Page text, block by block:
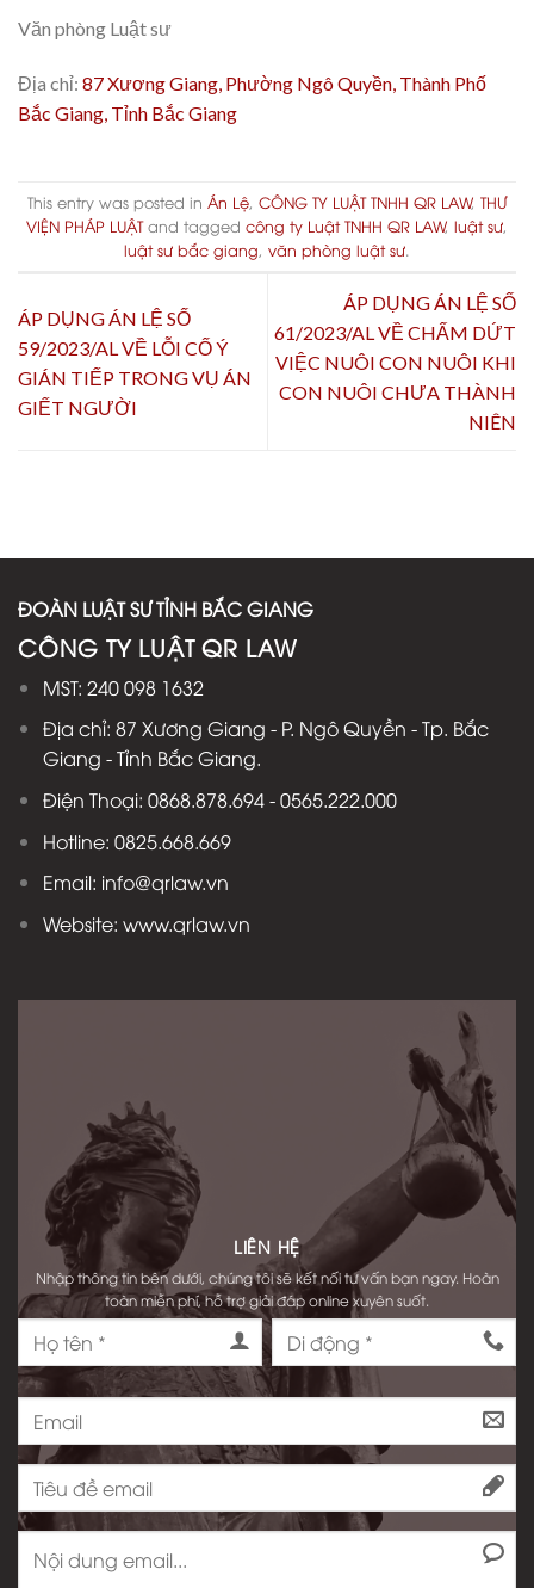
Văn phòng Luật sư
Địa chỉ: 87 Xương Giang, Phường Ngô Quyền, Thành Phố
Bắc Giang, Tỉnh Bắc Giang
This entry was posted in Án Lệ, CÔNG TY LUẬT TNHH QR LAW, THƯ
VIỆN PHÁP LUẬTand tagged công ty Luật TNHH QR LAW, luật sư,
luật sư bắc giang, văn phòng luật sư.
ÁP DỤNG ÁN LỆ SỐ
59/2023/AL VỀ LỖI CỐ Ý
GIÁN TIẾP TRONG VỤ ÁN
GIẾT NGƯỜI
ÁP DỤNG ÁN LỆ SỐ
61/2023/AL VỀ CHẤM DỨT
VIỆC NUÔI CON NUÔI KHI
CON NUÔI CHƯA THÀNH
NIÊN
ĐOÀN LUẬT SƯ TỈNH BẮC GIANG
CÔNG TY LUẬT QR LAW
MST: 240 098 1632
Địa chỉ: 87 Xương Giang - P. Ngô Quyền - Tp. Bắc
Giang - Tỉnh Bắc Giang.
Điện Thoại: 0868.878.694 - 0565.222.000
Hotline: 0825.668.669
Email: info@qrlaw.vn
Website: www.qrlaw.vn
LIÊN HỆ
Nhập thông tin bên dưới, chúng tôi sẽ kết nối tư vấn bạn ngay. Hoàn
toàn miễn phí, hỗ trợ giải đáp online xuyên suốt.